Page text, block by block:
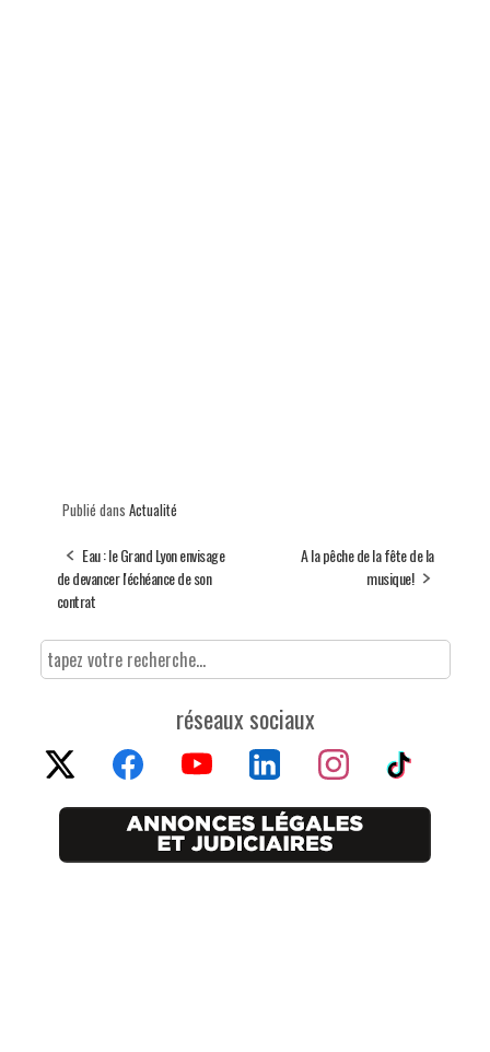
Publié dans Actualité
Eau : le Grand Lyon envisage
de devancer l'échéance de son
contrat
A la pêche de la fête de la
musique!
réseaux sociaux